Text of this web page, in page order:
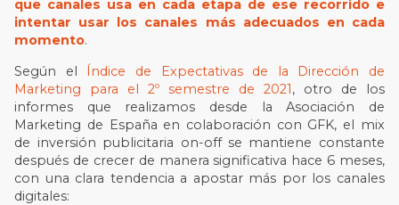
que canales usa en cada etapa de ese recorrido e
intentar usar los canales más adecuados en cada
momento.
Según el Índice de Expectativas de la Dirección de
Marketing para el 2º semestre de 2021, otro de los
informes que realizamos desde la Asociación de
Marketing de España en colaboración con GFK, el mix
de inversión publicitaria on-off se mantiene constante
después de crecer de manera significativa hace 6 meses,
con una clara tendencia a apostar más por los canales
digitales: